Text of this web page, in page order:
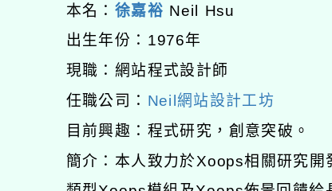
本名： 徐嘉裕 Neil Hsu
出生年份：1976年
現職：網站程式設計師
任職公司： Neil網站設計工坊
目前興趣：程式研究，創意突破。
簡介：本人致力於Xoops相關研究